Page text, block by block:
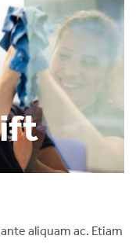
aliquam ac. Etiam